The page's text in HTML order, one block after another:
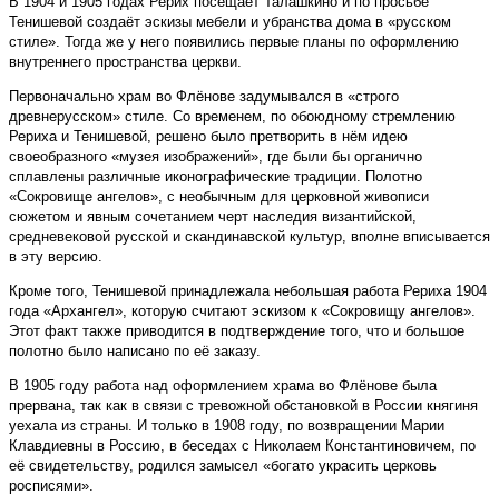
Тенишевой создаёт эскизы мебели и убранства дома в «русском
стиле». Тогда же у него появились первые планы по оформлению
внутреннего пространства церкви.
Первоначально храм во Флёнове задумывался в «строго
древнерусском» стиле. Со временем, по обоюдному стремлению
Рериха и Тенишевой, решено было претворить в нём идею
своеобразного «музея изоб­ражений», где были бы органично
сплавлены различные иконографические традиции. Полотно
«Сокровище ангелов», с необычным для церковной живописи
сюжетом и явным сочетанием черт наследия византийской,
средневековой русской и скандинавской культур, вполне вписывается
в эту версию.
Кроме того, Тенишевой принадлежала небольшая работа Рериха 1904
года «Архангел», которую считают эскизом к «Сокровищу ангелов».
Этот факт также приводится в подтверждение того, что и большое
полотно было написано по её заказу.
В 1905 году работа над оформлением храма во Флёнове была
прервана, так как в связи с тревожной обстановкой в России княгиня
уехала из страны. И только в 1908 году, по возвращении Марии
Клавдиевны в Россию, в беседах с Николаем Константиновичем, по
её свидетельству, родился замысел «богато украсить церковь
росписями».